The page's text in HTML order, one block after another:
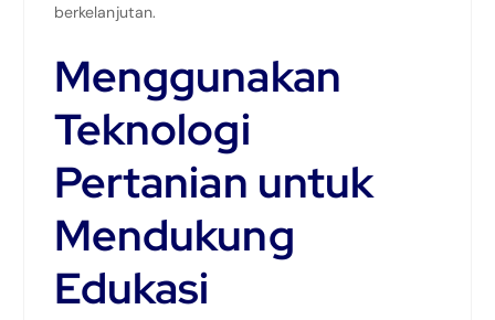
berkelanjutan.
Menggunakan
Teknologi
Pertanian untuk
Mendukung
Edukasi